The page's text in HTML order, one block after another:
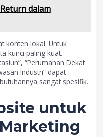
dalam
konten lokal. Untuk
kunci paling kuat.
“Perumahan Dekat
Industri” dapat
sangat spesifik.
untuk